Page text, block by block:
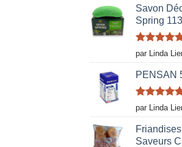
Savon
Spring
Note5sur
5
par Linda
PENSAN
Note5sur
5
par Linda
Saveurs